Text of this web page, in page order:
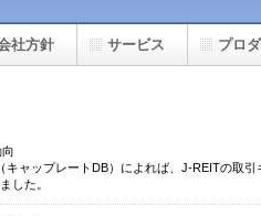
ャップレートDB）によれば、J-REITの取
した。
社方針 サービス プロ